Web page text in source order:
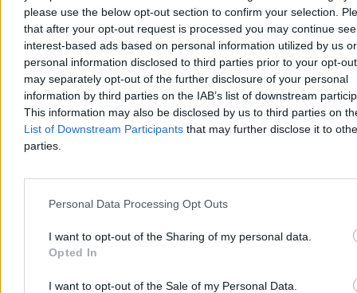
please use the below opt-out section to confirm your selection.
that after your opt-out request is processed you may continue
interest-based ads based on personal information utilized by us or
personal information disclosed to third parties prior to your opt-
may separately opt-out of the further disclosure of your personal
information by third parties on the IAB’s list of downstream
This information may also be disclosed by us to third parties on
List of Downstream Participants that may further disclose it to
parties.
Personal Data Processing Opt Outs
I want to opt-out of the Sharing of my personal data.
Opted In
I want to opt-out of the Sale of my Personal Data.
Źródło:Zero.pl
Anna Wittenberg
Redaktor naczelna
anna.wittenberg@zero.pl